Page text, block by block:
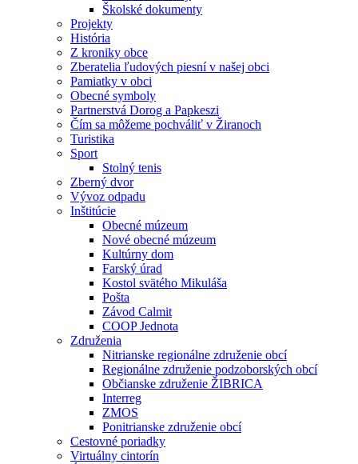
Školské dokumenty
Projekty
História
Z kroniky obce
Zberatelia ľudových piesní v našej obci
Pamiatky v obci
Obecné symboly
Partnerstvá Dorog a Papkeszi
Čím sa môžeme pochváliť v Žiranoch
Turistika
Sport
Stolný tenis
Zberný dvor
Vývoz odpadu
Inštitúcie
Obecné múzeum
Nové obecné múzeum
Kultúrny dom
Farský úrad
Kostol svätého Mikuláša
Pošta
Závod Calmit
COOP Jednota
Združenia
Nitrianske regionálne združenie obcí
Regionálne združenie podzoborských obcí
Občianske združenie ŽIBRICA
Interreg
ZMOS
Ponitrianske združenie obcí
Cestovné poriadky
Virtuálny cintorín